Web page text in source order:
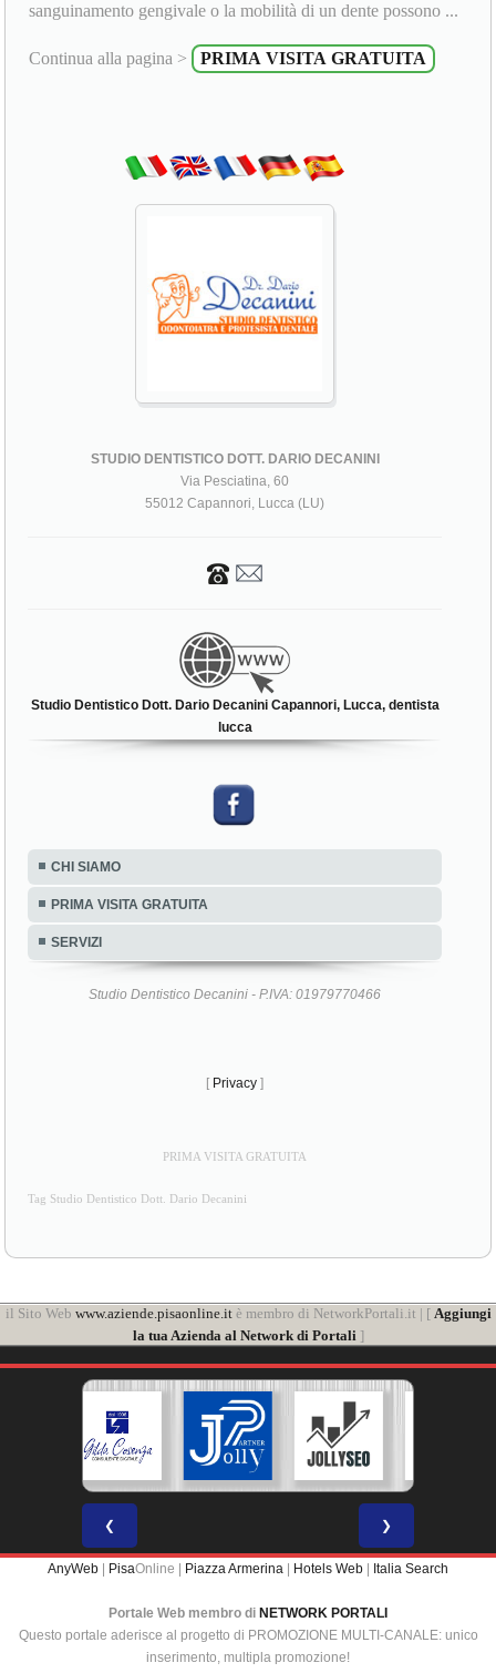
sanguinamento gengivale o la mobilità di un dente possono ...
Continua alla pagina > PRIMA VISITA GRATUITA
STUDIO DENTISTICO DOTT. DARIO DECANINI
Via Pesciatina, 60
55012 Capannori, Lucca (LU)
Studio Dentistico Dott. Dario Decanini Capannori, Lucca, dentista
lucca
CHI SIAMO
PRIMA VISITA GRATUITA
SERVIZI
Studio Dentistico Decanini - P.IVA: 01979770466
[ Privacy ]
PRIMA VISITA GRATUITA
Tag Studio Dentistico Dott. Dario Decanini
il Sito Web www.aziende.pisaonline.itè membro di NetworkPortali.it | [ Aggiungi
la tua Azienda al Network di Portali]
❮ ❯
AnyWeb PisaOnline | Piazza Armerina Hotels Web Italia Search
Portale Web membro di NETWORK PORTALI
Questo portale aderisce al progetto di PROMOZIONE MULTI-CANALE: unico
inserimento, multipla promozione!